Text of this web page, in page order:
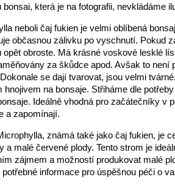
která je na fotografii, nevkládáme
neboli čaj fukien je velmi oblíbená
občasnou zálivku po vyschnutí. Pokud
opět obroste. Má krásné voskové lesklé
za škůdce apod. Avšak to není
se dají tvarovat, jsou velmi
hnojivem na bonsaje. Střiháme dle
Ideálně vhodná pro začátečníky v
a zapomínají.
známá také jako čaj fukien, je
a malé červené plody. Tento strom je
zájmem a možností produkovat malé
informace pro úspěšnou péči o